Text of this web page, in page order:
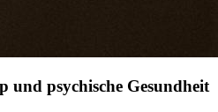
und psychische Gesundheit